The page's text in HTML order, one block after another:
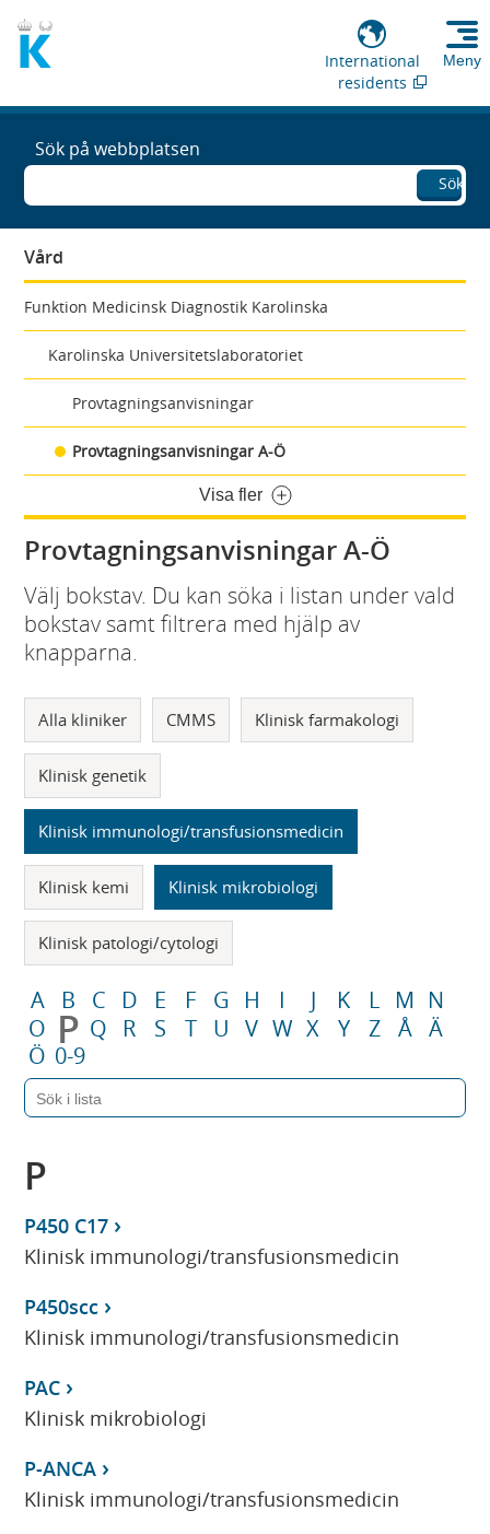
International
residents
Meny
Sök på webbplatsen
Sök
Vård
Funktion Medicinsk Diagnostik Karolinska
Karolinska Universitetslaboratoriet
Provtagningsanvisningar
Provtagningsanvisningar A-Ö
Visa fler
Provtagningsanvisningar A-Ö
Välj bokstav. Du kan söka i listan under vald
bokstav samt filtrera med hjälp av
knapparna.
Alla kliniker CMMS Klinisk farmakologi
Klinisk genetik
Klinisk immunologi/transfusionsmedicin
Klinisk kemi Klinisk mikrobiologi
Klinisk patologi/cytologi
A B C D E F G H I J K L M N
O P Q R S T U V W X Y Z Å Ä
Ö 0-9
P
P450 C17
Klinisk immunologi/transfusionsmedicin
P450scc
Klinisk immunologi/transfusionsmedicin
PAC
Klinisk mikrobiologi
P-ANCA
Klinisk immunologi/transfusionsmedicin